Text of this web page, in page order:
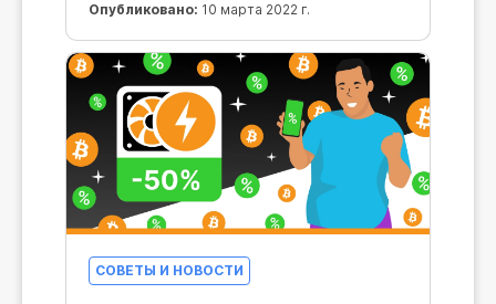
их продления.
Опубликовано: 10 марта 2022 г.
СОВЕТЫ И НОВОСТИ